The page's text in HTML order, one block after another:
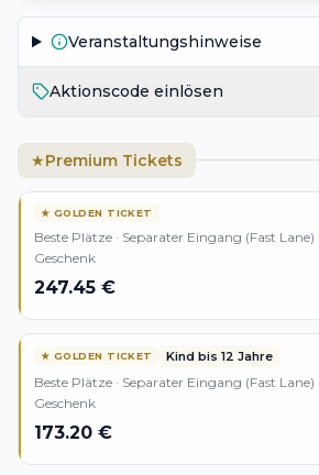
Veranstaltungshinweise
Aktionscode einlösen
★Premium Tickets
★ GOLDEN TICKET
Beste Plätze · Separater Eingang (Fast Lane)
Geschenk
247.45 €
★ GOLDEN TICKET Kind bis 12 Jahre
Beste Plätze · Separater Eingang (Fast Lane)
Geschenk
173.20 €